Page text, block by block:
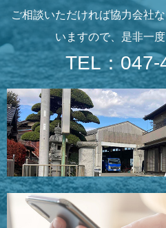
ご相談いただければ協力会社
いますので、是非一
TEL：047-